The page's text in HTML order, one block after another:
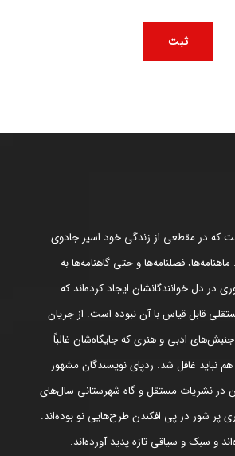
که در مقطعی از زندگی خود اسیر جادوی
فصلنامه‌ها و حتی گاهنامه‌ها به
در دل خوانندگانشان ایجاد کرده‌اند که
قابل قیاس با آن نبوده است. از جریان
ادبی و هنری که جایگاه‌شان غالباً
نباید غافل شد. ردپای نویسندگان مشهور
در نشریات مستقل و گاه شهرستانی سال‌های
پر شور در پی افکندن طرح‌هایی نو بوده‌اند.
و سبک و سیاقی تازه پدید آورده‌اند.